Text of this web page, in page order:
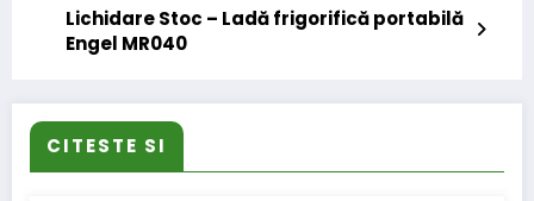
Lichidare Stoc – Ladă frigorifică portabilă
Engel MR040
CITESTE SI